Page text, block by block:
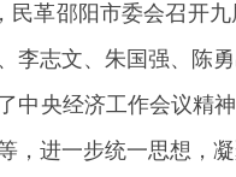
民革邵阳市委会召开
李志文、朱国强、陈
中央经济工作会议精
，进一步统一思想，